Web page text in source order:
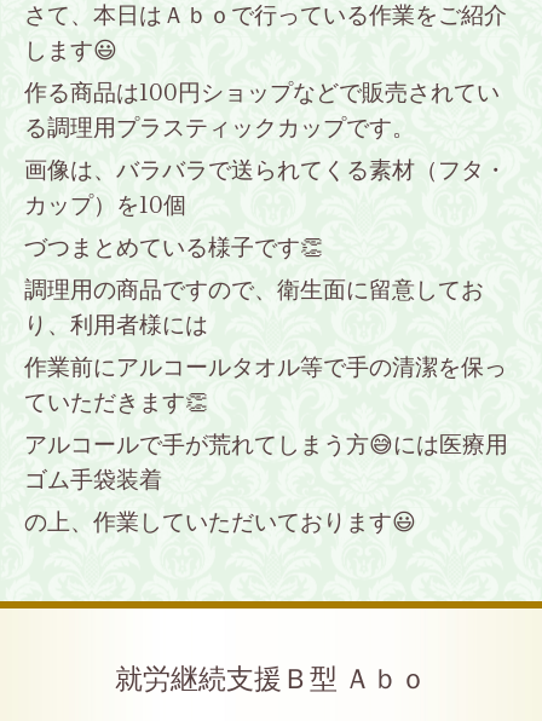
さて、本日はＡｂｏで行っている作業をご紹介
します😃
作る商品は100円ショップなどで販売されてい
る調理用プラスティックカップです。
画像は、バラバラで送られてくる素材（フタ・
カップ）を10個
づつまとめている様子です👏
調理用の商品ですので、衛生面に留意してお
り、利用者様には
作業前にアルコールタオル等で手の清潔を保っ
ていただきます👏
アルコールで手が荒れてしまう方😅には医療用
ゴム手袋装着
の上、作業していただいております😃
就労継続支援Ｂ型 Ａｂｏ